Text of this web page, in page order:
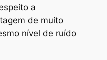
a
de muito
nível de ruído